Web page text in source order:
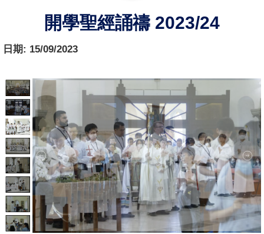
開學聖經誦禱 2023/24
日期: 15/09/2023